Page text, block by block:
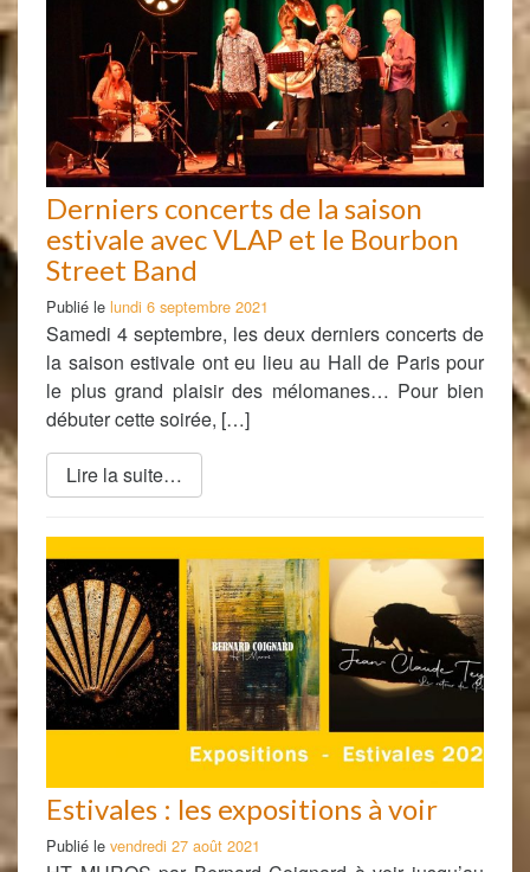
Derniers concerts de la saison
estivale avec VLAP et le Bourbon
Street Band
Publié le lundi 6 septembre 2021
Samedi 4 septembre, les deux derniers concerts de
la saison estivale ont eu lieu au Hall de Paris pour
le plus grand plaisir des mélomanes… Pour bien
débuter cette soirée, […]
Lire la suite…
Estivales : les expositions à voir
Publié le vendredi 27 août 2021